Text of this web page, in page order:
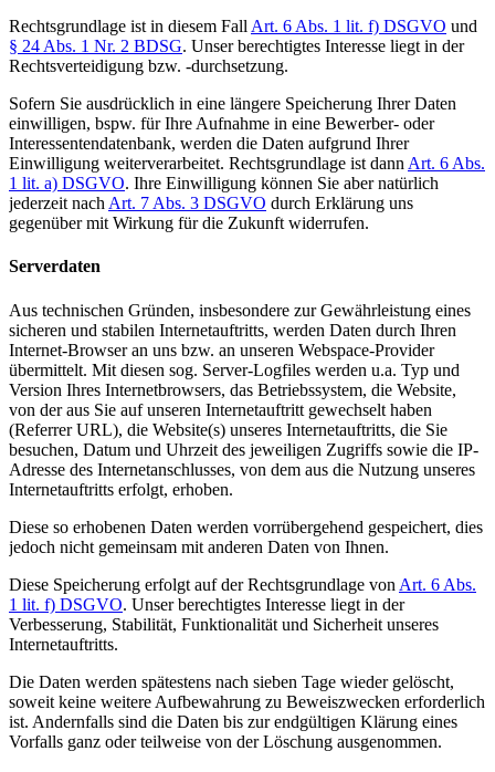
Rechtsgrundlage ist in diesem Fall Art. 6 Abs. 1 lit. f) DSGVO und
§ 24 Abs. 1 Nr. 2 BDSG. Unser berechtigtes Interesse liegt in der
Rechtsverteidigung bzw. -durchsetzung.
Sofern Sie ausdrücklich in eine längere Speicherung Ihrer Daten
einwilligen, bspw. für Ihre Aufnahme in eine Bewerber- oder
Interessentendatenbank, werden die Daten aufgrund Ihrer
Einwilligung weiterverarbeitet. Rechtsgrundlage ist dann Art. 6 Abs.
1 lit. a) DSGVO. Ihre Einwilligung können Sie aber natürlich
jederzeit nach Art. 7 Abs. 3 DSGVO durch Erklärung uns
gegenüber mit Wirkung für die Zukunft widerrufen.
Serverdaten
Aus technischen Gründen, insbesondere zur Gewährleistung eines
sicheren und stabilen Internetauftritts, werden Daten durch Ihren
Internet-Browser an uns bzw. an unseren Webspace-Provider
übermittelt. Mit diesen sog. Server-Logfiles werden u.a. Typ und
Version Ihres Internetbrowsers, das Betriebssystem, die Website,
von der aus Sie auf unseren Internetauftritt gewechselt haben
(Referrer URL), die Website(s) unseres Internetauftritts, die Sie
besuchen, Datum und Uhrzeit des jeweiligen Zugriffs sowie die IP-
Adresse des Internetanschlusses, von dem aus die Nutzung unseres
Internetauftritts erfolgt, erhoben.
Diese so erhobenen Daten werden vorrübergehend gespeichert, dies
jedoch nicht gemeinsam mit anderen Daten von Ihnen.
Diese Speicherung erfolgt auf der Rechtsgrundlage von Art. 6 Abs.
1 lit. f) DSGVO. Unser berechtigtes Interesse liegt in der
Verbesserung, Stabilität, Funktionalität und Sicherheit unseres
Internetauftritts.
Die Daten werden spätestens nach sieben Tage wieder gelöscht,
soweit keine weitere Aufbewahrung zu Beweiszwecken erforderlich
ist. Andernfalls sind die Daten bis zur endgültigen Klärung eines
Vorfalls ganz oder teilweise von der Löschung ausgenommen.